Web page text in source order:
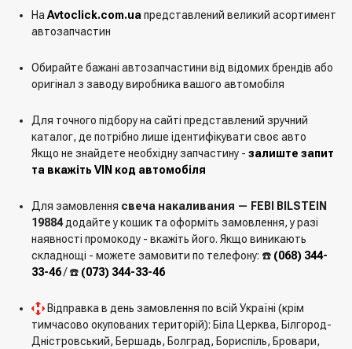
На Avtoclick.com.ua представлений великий асортимент
автозапчастин
Обирайте бажані автозапчастини від відомих брендів або
оригінал з заводу виробника вашого автомобіля
Для точного підбору на сайті представлений зручний
каталог, де потрібно лише ідентифікувати своє авто
Якщо не знайдете необхідну запчастину - залиште запит
та вкажіть VIN код автомобіля
Для замовлення свеча накаливания — FEBI BILSTEIN
19884додайте у кошик та оформіть замовлення, у разі
наявності промокоду - вкажіть його. Якщо виникають
складнощі - можете замовити по телефону: ☎️ (068) 344-
33-46/ ☎️ (073) 344-33-46
Відправка в день замовлення по всій Україні (крім
тимчасово окупованих територій): Біла Церква, Білгород-
Дністровський, Бершадь, Болград, Бориспіль, Бровари,